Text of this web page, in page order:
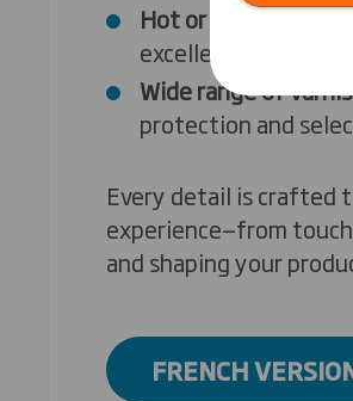
Hot or cold foil
excellence
Wide range of
protection and
Every detail is crafted
experience—from
and shaping your
FRENCH